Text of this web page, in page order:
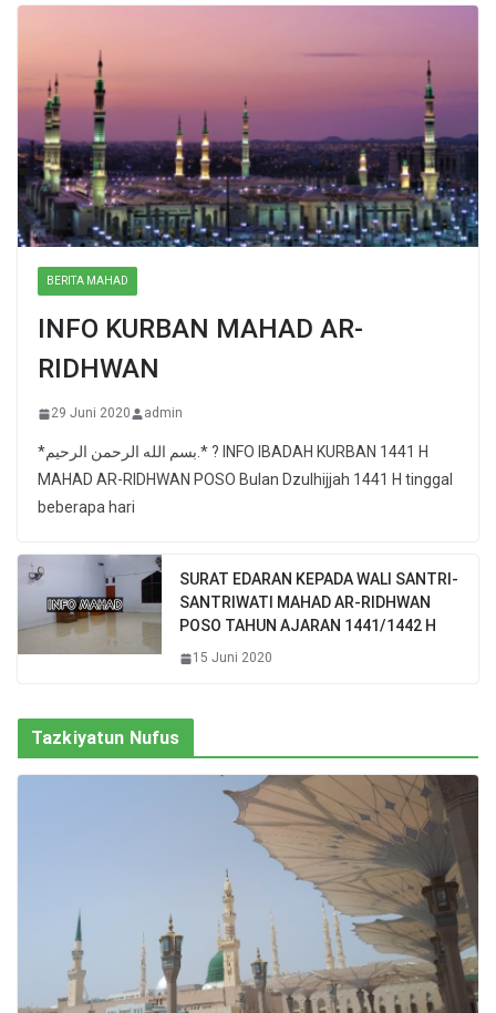
BERITA MAHAD
INFO KURBAN MAHAD AR-
RIDHWAN
29 Juni 2020 admin
*بسم الله الرحمن الرحيم.* ? INFO IBADAH KURBAN 1441 H
MAHAD AR-RIDHWAN POSO Bulan Dzulhijjah 1441 H tinggal
beberapa hari
SURAT EDARAN KEPADA WALI SANTRI-
SANTRIWATI MAHAD AR-RIDHWAN
POSO TAHUN AJARAN 1441/1442 H
15 Juni 2020
Tazkiyatun Nufus